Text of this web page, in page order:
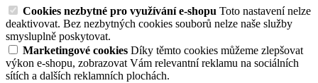
Cookies nezbytné pro využívání e-shopu Toto nastavení nelze
deaktivovat. Bez nezbytných cookies souborů nelze naše služby
smysluplně poskytovat.
Marketingové cookies Díky těmto cookies můžeme zlepšovat
výkon e-shopu, zobrazovat Vám relevantní reklamu na sociálních
sítích a dalších reklamních plochách.